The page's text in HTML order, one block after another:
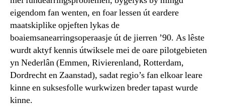
eigendom fan wenten, en foar lessen út eardere
maatskiplike opjeften lykas de
boaiemsanearringsoperaasje út de jierren ’90. As lêste
wurdt aktyf kennis útwiksele mei de oare pilotgebieten
yn Nederlân (Emmen, Rivierenland, Rotterdam,
Dordrecht en Zaanstad), sadat regio’s fan elkoar leare
kinne en suksesfolle wurkwizen breder tapast wurde
kinne.